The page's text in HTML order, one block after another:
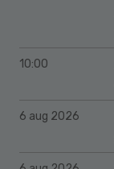
10:00
6 aug 2026